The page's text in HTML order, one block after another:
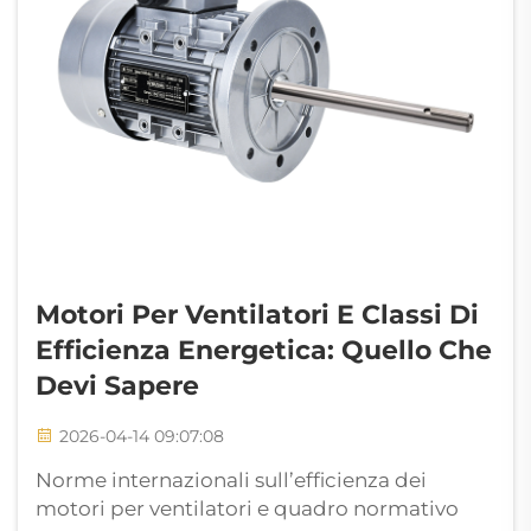
Motori Per Ventilatori E Classi Di
Efficienza Energetica: Quello Che
Devi Sapere
2026-04-14 09:07:08
Norme internazionali sull’efficienza dei
motori per ventilatori e quadro normativo